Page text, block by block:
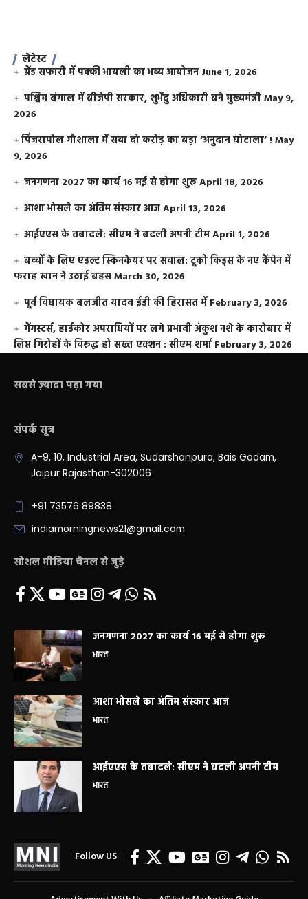
लेटेस्ट
ग्रैंड सफारी में पक्की भायली का भव्य आयोजन June 1, 2026
पश्चिम बंगाल में बीजेपी सरकार, शुभेंदु अधिकारी बने मुख्यमंत्रीMay 9,
2026
​पिंजरापोल गौशाला में सवा दो करोड़ का बड़ा ‘अनुदान घोटाला’ !May
9, 2026
जनगणना 2027 का कार्य 16 मई से होगा शुरूApril 18, 2026
आशा भोसले का अंतिम संस्कार आजApril 13, 2026
आईएएस के तबादले: सीएम ने बदली अपनी टीमApril 1, 2026
बच्चों के लिए एडल्ट स्किनकेयर पर सवाल: टूको किड्स के नए कैंपेन में
फराह खान ने उठाई बहसMarch 30, 2026
पूर्व विधायक बलजीत यादव ईडी की हिरासत में February 3, 2026
गैंगस्टर्स, हार्डकोर अपराधियों पर लगे प्रभावी अंकुश नशे के कारोबार में
लिप्त गिरोहों के विरूद्ध हो सख्त एक्शन : सीएम शर्मा February 3, 2026
सबसे ज़्यादा पढ़ा गया
संपर्क सूत्र
A-9, 10, Industrial Area, Sudarshanpura, Bais Godam,
Jaipur Rajasthan-302006
+91 73576 89838
indiamorningnews21@gmail.com
सोशल मीडिया चैनल से जुड़े
जनगणना 2027 का कार्य 16 मई से होगा शुरू
भारत
आशा भोसले का अंतिम संस्कार आज
भारत
आईएएस के तबादले: सीएम ने बदली अपनी टीम
भारत
Follow US